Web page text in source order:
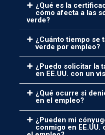
¿Qué es la
cómo afecta a las
verde?
¿Cuánto tiempo se
verde por empleo?
¿Puedo solicitar la
en EE.UU. con un
¿Qué ocurre si
en el empleo?
¿Pueden mi
conmigo en EE.UU.